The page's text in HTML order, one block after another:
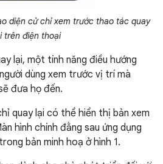
diện cử chỉ xem trước thao tác quay
trên điện thoại
lại, một tính năng điều hướng
dùng xem trước vị trí mà
đưa họ đến.
quay lại có thể hiển thị bản xem
hình chính đằng sau ứng dụng
bản minh hoạ ở hình 1.